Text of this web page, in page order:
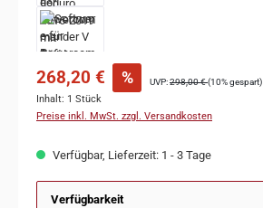
268,20 € % UVP:298,00 €(10% gespart)
Inhalt: 1 Stück
Preise inkl. MwSt. zzgl. Versandkosten
Verfügbar, Lieferzeit: 1 - 3 Tage
Verfügbarkeit